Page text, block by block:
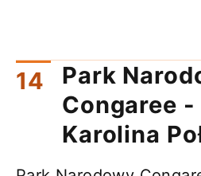
Park
Congaree -
Karolina